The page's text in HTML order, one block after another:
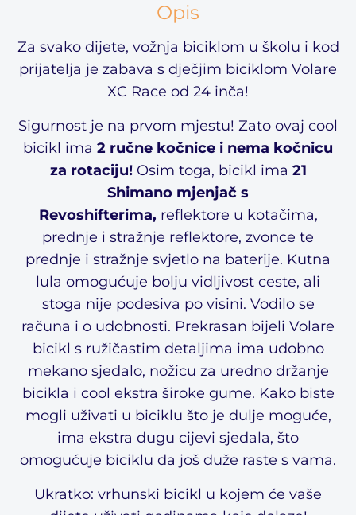
Opis
Za svako dijete, vožnja biciklom u školu i kod
prijatelja je zabava s dječjim biciklom Volare
XC Race od 24 inča!
Sigurnost je na prvom mjestu! Zato ovaj cool
bicikl ima 2 ručne kočnice i nema kočnicu
za rotaciju!Osim toga, bicikl ima 21
Shimano mjenjač s
Revoshifterima, reflektore u kotačima,
prednje i stražnje reflektore, zvonce te
prednje i stražnje svjetlo na baterije. Kutna
lula omogućuje bolju vidljivost ceste, ali
stoga nije podesiva po visini. Vodilo se
računa i o udobnosti. Prekrasan bijeli Volare
bicikl s ružičastim detaljima ima udobno
mekano sjedalo, nožicu za uredno držanje
bicikla i cool ekstra široke gume. Kako biste
mogli uživati ​​u biciklu što je dulje moguće,
ima ekstra dugu cijevi sjedala, što
omogućuje biciklu da još duže raste s vama.
Ukratko: vrhunski bicikl u kojem će vaše